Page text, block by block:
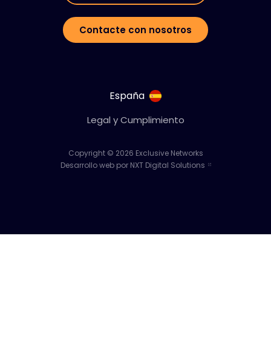
Contacte con nosotros
España
Legal y Cumplimiento
Copyright © 2026 Exclusive Networks
Desarrollo web por NXT Digital Solutions